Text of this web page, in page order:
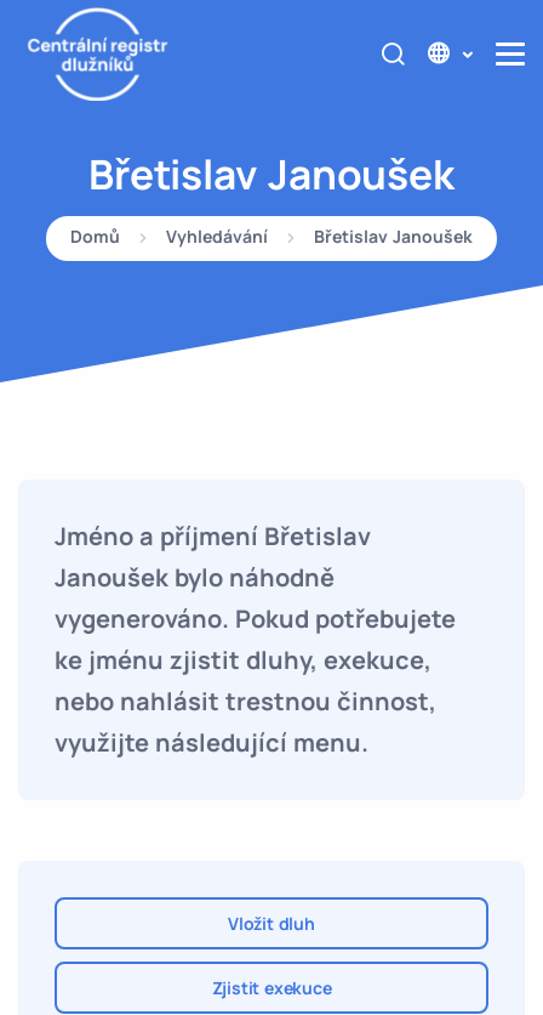
Břetislav Janoušek
Domů Vyhledávání Břetislav Janoušek
Jméno a příjmení Břetislav
Janoušek bylo náhodně
vygenerováno. Pokud potřebujete
ke jménu zjistit dluhy, exekuce,
nebo nahlásit trestnou činnost,
využijte následující menu.
Vložit dluh
Zjistit exekuce